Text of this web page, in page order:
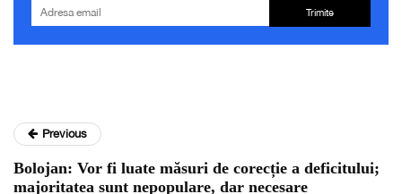
Trimite
Previous
Bolojan: Vor fi luate măsuri de corecție a deficitului;
majoritatea sunt nepopulare, dar necesare